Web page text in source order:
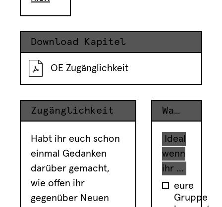
Download Kapitel
OE Zugänglichkeit
Zugänglichkeit
Habt ihr euch schon
einmal Gedanken
darüber gemacht,
wie offen ihr
gegenüber Neuen
Warum?
Ideal
wenn
ihr ...
eure
Gruppe